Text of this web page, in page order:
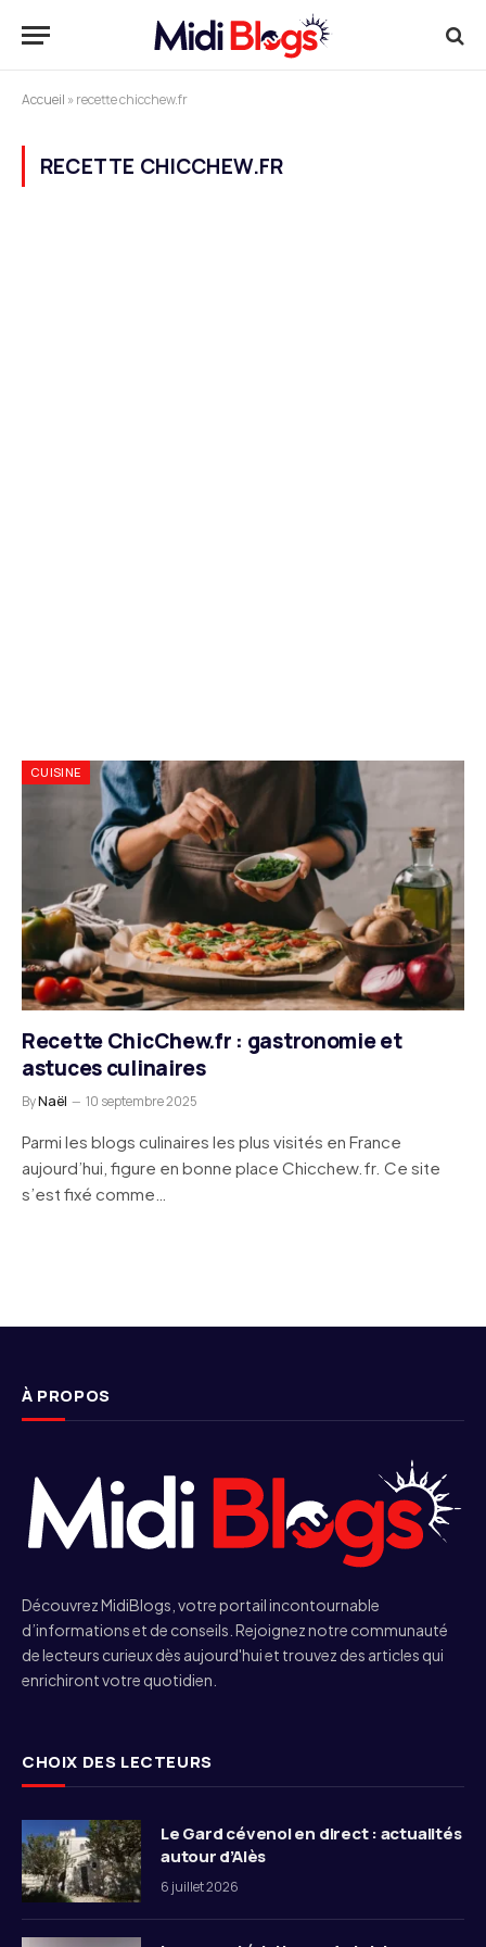
Accueil »recette chicchew.fr
RECETTE CHICCHEW.FR
CUISINE
Recette ChicChew.fr : gastronomie et
astuces culinaires
ByNaël 10 septembre 2025
Parmi les blogs culinaires les plus visités en France
aujourd’hui, figure en bonne place Chicchew.fr. Ce site
s’est fixé comme…
À PROPOS
Découvrez MidiBlogs, votre portail incontournable
d’informations et de conseils. Rejoignez notre communauté
de lecteurs curieux dès aujourd'hui et trouvez des articles qui
enrichiront votre quotidien.
CHOIX DES LECTEURS
Le Gard cévenol en direct : actualités
autour d’Alès
6 juillet 2026